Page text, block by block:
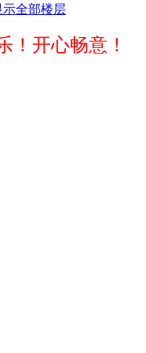
示全部楼层
！开心畅意！